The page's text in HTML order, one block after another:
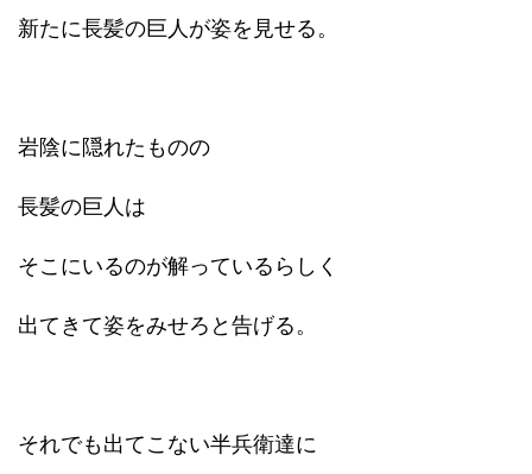
新たに長髪の巨人が姿を見せる。
岩陰に隠れたものの
長髪の巨人は
そこにいるのが解っているらしく
出てきて姿をみせろと告げる。
それでも出てこない半兵衛達に